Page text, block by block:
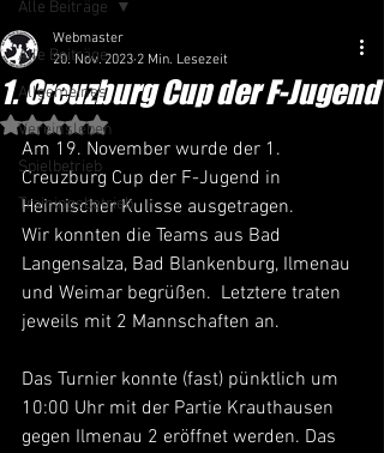
Alle Beiträge
Allgemeines
Vereinsleben
Spielbetrieb
Trainingsbetrieb
Alle Beiträge
1. Creuzburg Cup der F-Jugend
Webmaster
20. Nov. 2023 2 Min. Lesezeit
Mit NaN von 5 Sternen bewertet.
Am 19. November wurde der 1.
Creuzburg Cup der F-Jugend in
Heimischer Kulisse ausgetragen.
Wir konnten die Teams aus Bad
Langensalza, Bad Blankenburg, Ilmenau
und Weimar begrüßen.  Letztere traten
jeweils mit 2 Mannschaften an.
Das Turnier konnte (fast) pünktlich um
10:00 Uhr mit der Partie Krauthausen
gegen Ilmenau 2 eröffnet werden. Das